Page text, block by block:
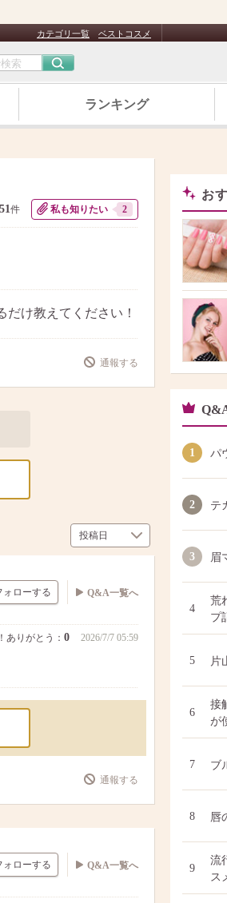
カテゴリ一覧 ベストコスメ
ランキング
51件 私も知りたい 2
け教えてください！
通報する
ォローする Q&A一覧へ
ありがとう： 0 2026/7/7 05:59
通報する
ォローする Q&A一覧へ
お
1 パ
2 テ
3 眉
4
荒
プ
5 片
6
接
が
7 ブ
8 唇
9
流
ス